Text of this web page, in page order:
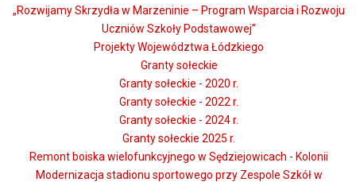
„Rozwijamy Skrzydła w Marzeninie – Program Wsparcia i Rozwoju
Uczniów Szkoły Podstawowej”
Projekty Województwa Łódzkiego
Granty sołeckie
Granty sołeckie - 2020 r.
Granty sołeckie - 2022 r.
Granty sołeckie - 2024 r.
Granty sołeckie 2025 r.
Remont boiska wielofunkcyjnego w Sędziejowicach - Kolonii
Modernizacja stadionu sportowego przy Zespole Szkół w